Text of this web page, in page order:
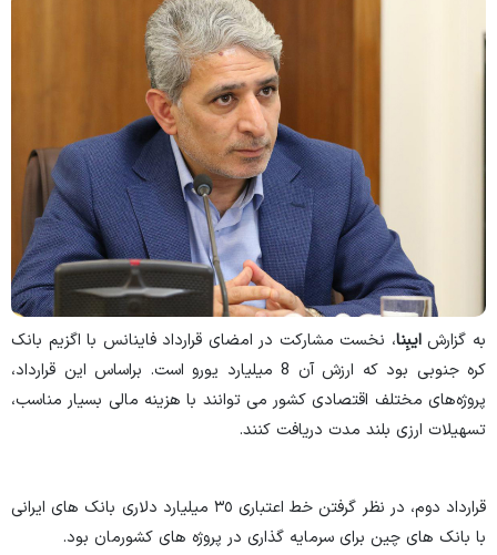
به گزارشایبِنا، نخست مشارکت در امضای قرارداد فاینانس با اگزیم بانک
کره جنوبی بود که ارزش آن 8 میلیارد یورو است. براساس این قرارداد،
پروژه‌های مختلف اقتصادی کشور می توانند با هزینه مالی بسیار مناسب،
تسهیلات ارزی بلند مدت دریافت کنند.
قرارداد دوم، در نظر گرفتن خط اعتباری ٣٥ میلیارد دلاری بانک های ایرانی
با بانک های چین برای سرمایه گذاری در پروژه های کشورمان بود.